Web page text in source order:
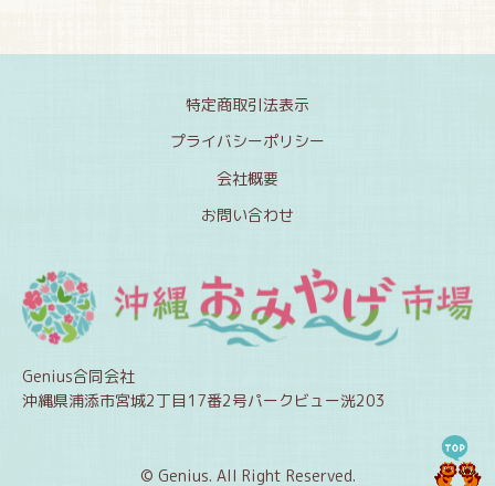
特定商取引法表示
プライバシーポリシー
会社概要
お問い合わせ
Genius合同会社
沖縄県浦添市宮城2丁目17番2号パークビュー洸203
© Genius. All Right Reserved.